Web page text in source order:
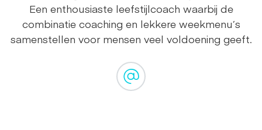
Een enthousiaste leefstijlcoach waarbij de
combinatie coaching en lekkere weekmenu’s
samenstellen voor mensen veel voldoening geeft.